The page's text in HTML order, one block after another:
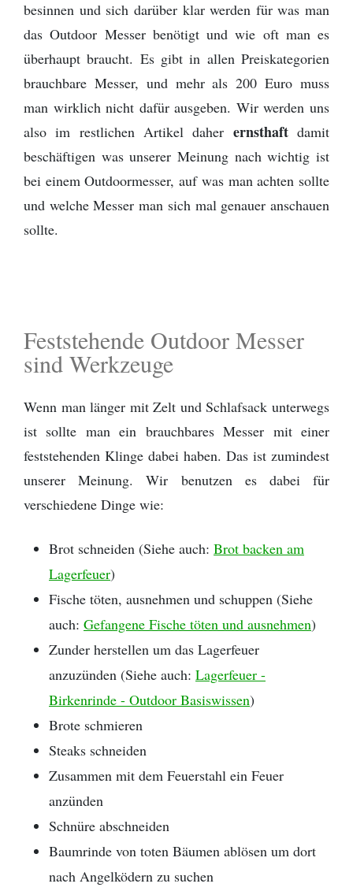
besinnen und sich darüber klar werden für was man
das Outdoor Messer benötigt und wie oft man es
überhaupt braucht. Es gibt in allen Preiskategorien
brauchbare Messer, und mehr als 200 Euro muss
man wirklich nicht dafür ausgeben. Wir werden uns
also im restlichen Artikel daher ernsthaftdamit
beschäftigen was unserer Meinung nach wichtig ist
bei einem Outdoormesser, auf was man achten sollte
und welche Messer man sich mal genauer anschauen
sollte.
Feststehende Outdoor Messer
sind Werkzeuge
Wenn man länger mit Zelt und Schlafsack unterwegs
ist sollte man ein brauchbares Messer mit einer
feststehenden Klinge dabei haben. Das ist zumindest
unserer Meinung. Wir benutzen es dabei für
verschiedene Dinge wie:
Brot schneiden (Siehe auch: Brot backen am
Lagerfeuer)
Fische töten, ausnehmen und schuppen (Siehe
auch: Gefangene Fische töten und ausnehmen)
Zunder herstellen um das Lagerfeuer
anzuzünden (Siehe auch: Lagerfeuer -
Birkenrinde - Outdoor Basiswissen)
Brote schmieren
Steaks schneiden
Zusammen mit dem Feuerstahl ein Feuer
anzünden
Schnüre abschneiden
Baumrinde von toten Bäumen ablösen um dort
nach Angelködern zu suchen